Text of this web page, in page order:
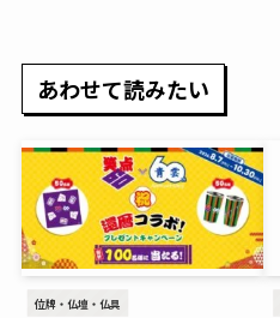
あわせて読みたい
位牌・仏壇・仏具